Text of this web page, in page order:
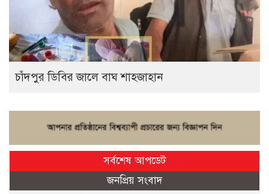
চাঁদপুর ডিবির জালে বাঘ শাহজাহান
সর্বশেষ আপডেট
জনপ্রিয় সংবাদ